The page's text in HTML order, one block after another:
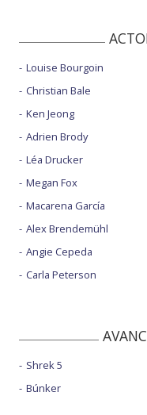
Louise Bourgoin
Christian Bale
Ken Jeong
Adrien Brody
Léa Drucker
Megan Fox
Macarena García
Alex Brendemühl
Angie Cepeda
Carla Peterson
Shrek 5
Búnker